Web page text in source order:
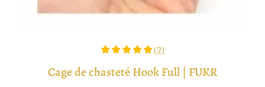
(2)
Cage de chasteté Hook Full | FUKR
page